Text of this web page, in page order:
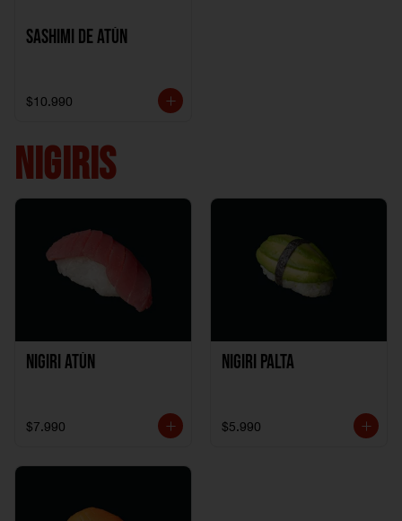
Sashimi de Atún
$10.990
NIGIRIS
Nigiri Atún
$7.990
Nigiri Palta
$5.990